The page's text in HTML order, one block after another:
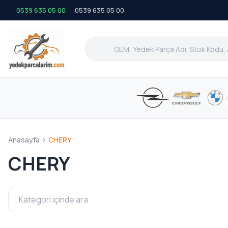
0539 635 05 00 0539 635 05 00
Anasayfa > CHERY
CHERY